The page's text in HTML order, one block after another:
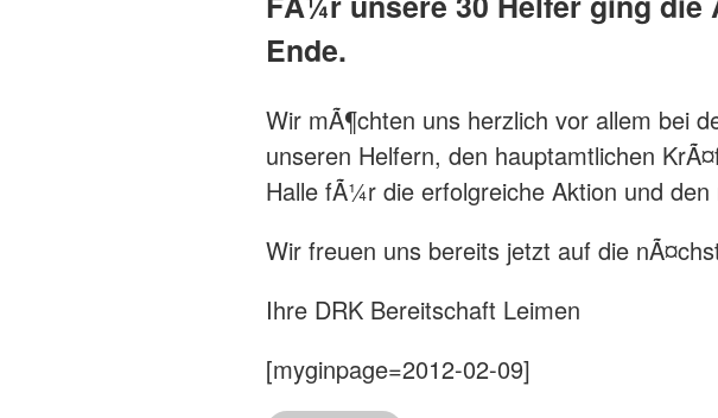
Ende.
Wir mÃ¶chten uns herzlich vor allem bei
unseren Helfern, den hauptamtlichen
Halle fÃ¼r die erfolgreiche Aktion und
Wir freuen uns bereits jetzt auf die
Ihre DRK Bereitschaft Leimen
[myginpage=2012-02-09]